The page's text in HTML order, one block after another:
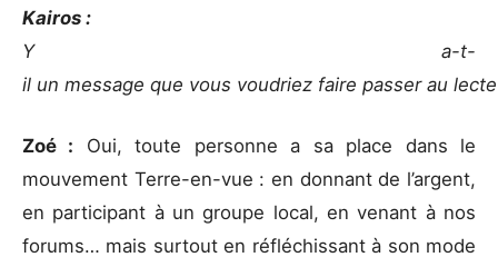
Kairos :
Y a-t-
il un message que vous voudriez faire passer au
Zoé : Oui, toute personne a sa place dans le
mouvement Terre-en-vue : en donnant de l’argent,
en participant à un groupe local, en venant à nos
forums… mais surtout en réfléchissant à son mode